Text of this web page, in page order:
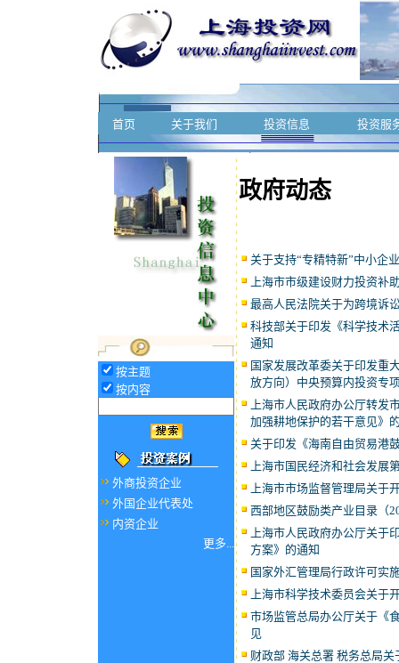
首页 关于我们 投资信息 投资服
按主题
按内容
外商投资企业
外国企业代表处
内资企业
更多...
政府动态
关于支持“专精特新”中小企
上海市市级建设财力投资补
最高人民法院关于为跨境诉
科技部关于印发《科学技术
通知
国家发展改革委关于印发重
放方向）中央预算内投资专
上海市人民政府办公厅转发
加强耕地保护的若干意见》
关于印发《海南自由贸易港
上海市国民经济和社会发展
上海市市场监督管理局关于
西部地区鼓励类产业目录（
上海市人民政府办公厅关于
方案》的通知
国家外汇管理局行政许可实
上海市科学技术委员会关于
市场监管总局办公厅关于《
见
财政部 海关总署 税务总局